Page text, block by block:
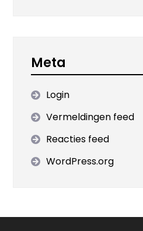
Meta
Login
Vermeldingen feed
Reacties feed
WordPress.org